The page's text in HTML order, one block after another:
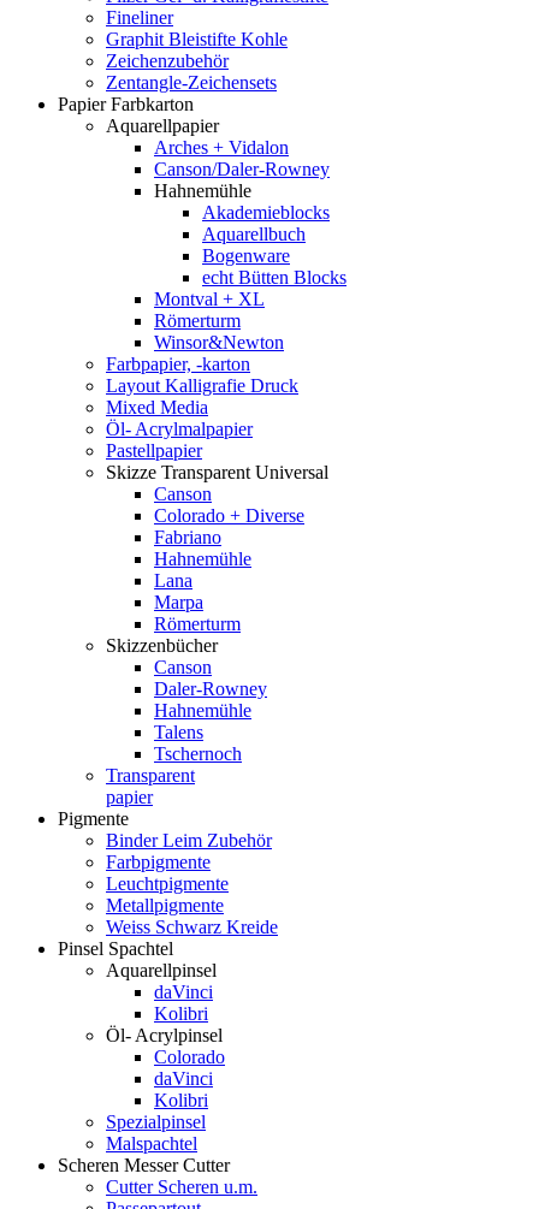
Fineliner
Graphit Bleistifte Kohle
Zeichenzubehör
Zentangle-Zeichensets
Papier Farbkarton
Aquarellpapier
Arches + Vidalon
Canson/Daler-Rowney
Hahnemühle
Akademieblocks
Aquarellbuch
Bogenware
echt Bütten Blocks
Montval + XL
Römerturm
Winsor&Newton
Farbpapier, -karton
Layout Kalligrafie Druck
Mixed Media
Öl- Acrylmalpapier
Pastellpapier
Skizze Transparent Universal
Canson
Colorado + Diverse
Fabriano
Hahnemühle
Lana
Marpa
Römerturm
Skizzenbücher
Canson
Daler-Rowney
Hahnemühle
Talens
Tschernoch
Transparent
papier
Pigmente
Binder Leim Zubehör
Farbpigmente
Leuchtpigmente
Metallpigmente
Weiss Schwarz Kreide
Pinsel Spachtel
Aquarellpinsel
daVinci
Kolibri
Öl- Acrylpinsel
Colorado
daVinci
Kolibri
Spezialpinsel
Malspachtel
Scheren Messer Cutter
Cutter Scheren u.m.